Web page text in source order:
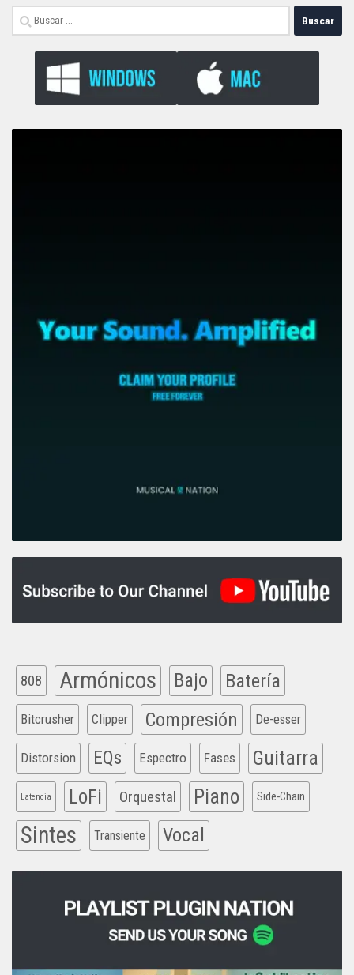
Buscar:
808 Armónicos Bajo Batería
Bitcrusher Clipper Compresión De-esser
Distorsion EQs Espectro Fases Guitarra
Latencia LoFi Orquestal Piano Side-Chain
Sintes Transiente Vocal